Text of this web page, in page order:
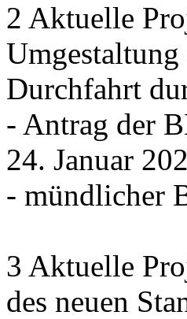
2 Aktuelle
Umgestaltung
Durchfahrt
- Antrag der
24. Januar
- mündlicher
3 Aktuelle
des neuen